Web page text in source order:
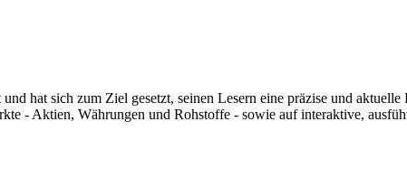
hat sich zum Ziel gesetzt, seinen Lesern eine präzise und
- Aktien, Währungen und Rohstoffe - sowie auf interaktive,